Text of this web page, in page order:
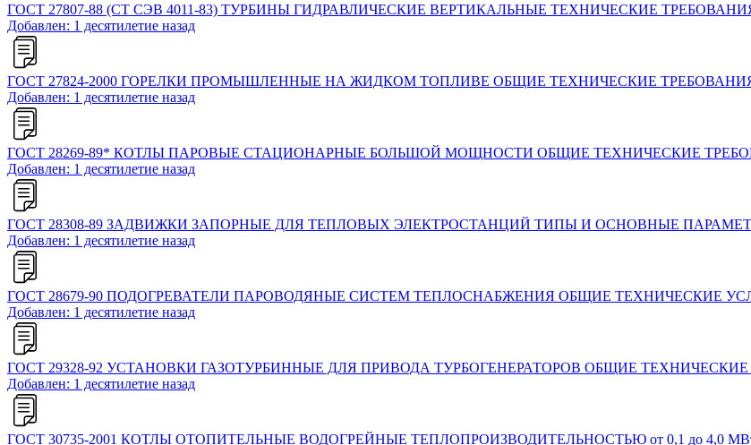
ГОСТ 27807-88 (СТ СЭВ 4011-83) ТУРБИНЫ ГИДРАВЛИЧЕСКИЕ ВЕРТИКАЛЬНЫЕ ТЕХНИЧЕСКИЕ
Добавлен: 1 десятилетие назад
ГОСТ 27824-2000 ГОРЕЛКИ ПРОМЫШЛЕННЫЕ НА ЖИДКОМ ТОПЛИВЕ ОБЩИЕ ТЕХНИЧЕСКИЕ
Добавлен: 1 десятилетие назад
ГОСТ 28269-89* КОТЛЫ ПАРОВЫЕ СТАЦИОНАРНЫЕ БОЛЬШОЙ МОЩНОСТИ ОБЩИЕ ТЕХНИЧЕСКИЕ
Добавлен: 1 десятилетие назад
ГОСТ 28308-89 ЗАДВИЖКИ ЗАПОРНЫЕ ДЛЯ ТЕПЛОВЫХ ЭЛЕКТРОСТАНЦИЙ ТИПЫ И ОСНОВНЫЕ
Добавлен: 1 десятилетие назад
ГОСТ 28679-90 ПОДОГРЕВАТЕЛИ ПАРОВОДЯНЫЕ СИСТЕМ ТЕПЛОСНАБЖЕНИЯ ОБЩИЕ ТЕХНИЧЕСКИЕ
Добавлен: 1 десятилетие назад
ГОСТ 29328-92 УСТАНОВКИ ГАЗОТУРБИННЫЕ ДЛЯ ПРИВОДА ТУРБОГЕНЕРАТОРОВ ОБЩИЕ
Добавлен: 1 десятилетие назад
ГОСТ 30735-2001 КОТЛЫ ОТОПИТЕЛЬНЫЕ ВОДОГРЕЙНЫЕ ТЕПЛОПРОИЗВОДИТЕЛЬНОСТЬЮ от 0,1 до 4,0